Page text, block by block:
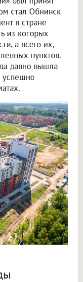
стал Обнинск
в стране
из которых
а всего их,
пунктов.
давно вышла
успешно